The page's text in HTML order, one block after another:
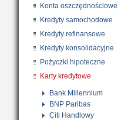
Konta oszczędnościowe
Kredyty samochodowe
Kredyty refinansowe
Kredyty konsolidacyjne
Pożyczki hipoteczne
Karty kredytowe
Bank Millennium
BNP Paribas
Citi Handlowy